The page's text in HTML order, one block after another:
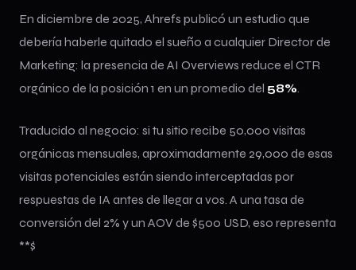
En diciembre de 2025, Ahrefs publicó un estudio que
debería haberle quitado el sueño a cualquier Director de
Marketing: la presencia de AI Overviews reduce el CTR
orgánico de la posición 1 en un promedio del 58%.
Traducido al negocio: si tu sitio recibe 50,000 visitas
orgánicas mensuales, aproximadamente 29,000 de esas
visitas potenciales están siendo interceptadas por
respuestas de IA antes de llegar a vos. A una tasa de
conversión del 2% y un AOV de $500 USD, eso representa
**$